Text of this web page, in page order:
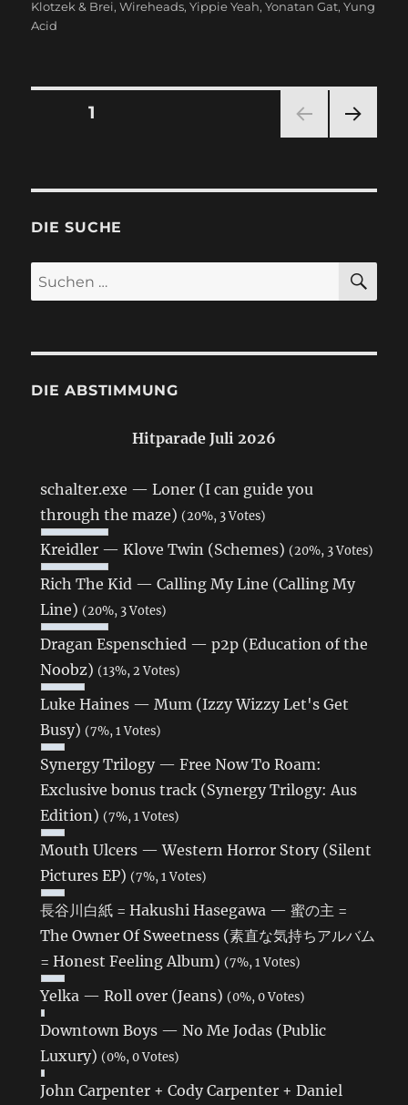
Klotzek & Brei,Wireheads,Yippie Yeah,Yonatan Gat,Yung
Acid
Seitennummerierung
Beiträge
1
E
DIE SUCHE
Suchen
nach:
DIE ABSTIMMUNG
Hitparade Juli 2026
schalter.exe — Loner (I can guide you
through the maze) (20%, 3 Votes)
Kreidler — Klove Twin (Schemes) (20%, 3 Votes)
Rich The Kid — Calling My Line (Calling My
Line) (20%, 3 Votes)
Dragan Espenschied — p2p (Education of the
Noobz) (13%, 2 Votes)
Luke Haines — Mum (Izzy Wizzy Let's Get
Busy) (7%, 1 Votes)
Synergy Trilogy — Free Now To Roam:
Exclusive bonus track (Synergy Trilogy: Aus
Edition) (7%, 1 Votes)
Mouth Ulcers — Western Horror Story (Silent
Pictures EP) (7%, 1 Votes)
長谷川白紙 = Hakushi Hasegawa — 蜜の主 =
The Owner Of Sweetness (素直な気持ちアルバム
= Honest Feeling Album) (7%, 1 Votes)
Yelka — Roll over (Jeans) (0%, 0 Votes)
Downtown Boys — No Me Jodas (Public
Luxury) (0%, 0 Votes)
John Carpenter + Cody Carpenter + Daniel